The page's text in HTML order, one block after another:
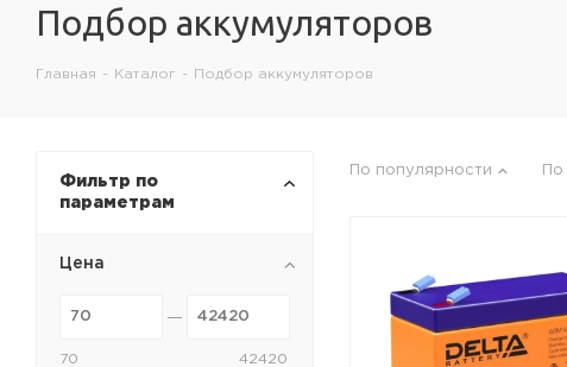
Подбор аккумуляторов
Главная - Каталог - Подбор аккумуляторов
По популярности
Фильтр по
параметрам
Цена
70 42420